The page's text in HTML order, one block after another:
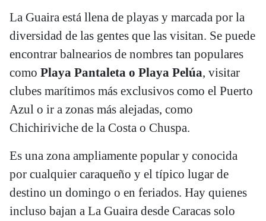
La Guaira está llena de playas y marcada por la
diversidad de las gentes que las visitan. Se puede
encontrar balnearios de nombres tan populares
como Playa Pantaleta o Playa Pelúa, visitar
clubes marítimos más exclusivos como el Puerto
Azul o ir a zonas más alejadas, como
Chichiriviche de la Costa o Chuspa.
Es una zona ampliamente popular y conocida
por cualquier caraqueño y el típico lugar de
destino un domingo o en feriados. Hay quienes
incluso bajan a La Guaira desde Caracas solo